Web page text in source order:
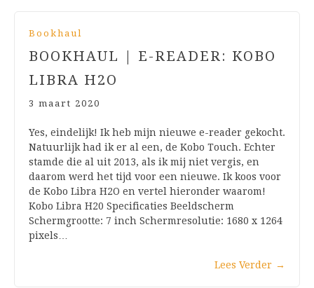
Bookhaul
BOOKHAUL | E-READER: KOBO
LIBRA H2O
3 maart 2020
Yes, eindelijk! Ik heb mijn nieuwe e-reader gekocht.
Natuurlijk had ik er al een, de Kobo Touch. Echter
stamde die al uit 2013, als ik mij niet vergis, en
daarom werd het tijd voor een nieuwe. Ik koos voor
de Kobo Libra H2O en vertel hieronder waarom!
Kobo Libra H20 Specificaties Beeldscherm
Schermgrootte: 7 inch Schermresolutie: 1680 x 1264
pixels…
Lees Verder →